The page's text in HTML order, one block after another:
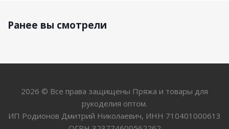
Ранее вы смотрели
2026 © Все права защищены Пряжа и товары для
рукоделия оптом.
ИП Родионов Дмитрий Николаевич, ИНН 710401000613